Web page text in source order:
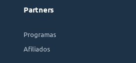
Partners
Programas
Afiliados